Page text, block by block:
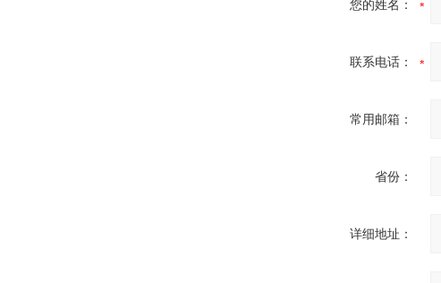
您的姓名：
联系电话：
常用邮箱：
省份：
详细地址：